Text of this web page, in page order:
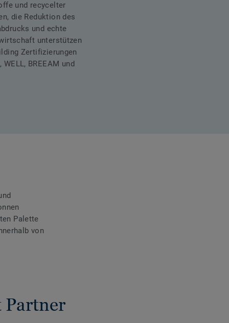
und recycelter
die Reduktion des
und echte
unterstützen
Zertifizierungen
WELL, BREEAM und
Palette
von
Partner